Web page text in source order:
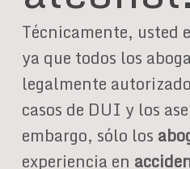
Técnicamente, usted
ya que todos los
legalmente
casos de DUI y los
embargo, sólo los
experiencia en